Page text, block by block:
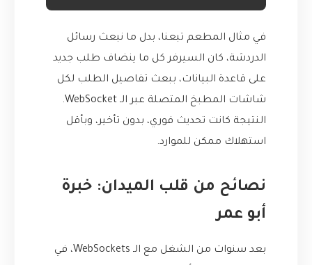
في مثال المطعم تبعنا، بدل ما نبعث رسائل
الدردشة، كان السيرفر كل ما ينضاف طلب جديد
على قاعدة البيانات، ببعث تفاصيل الطلب لكل
شاشات المطبخ المتصلة عبر الـ WebSocket.
النتيجة كانت تحديث فوري، بدون تأخير، وبأقل
استهلاك ممكن للموارد.
نصائح من قلب الميدان: خبرة
أبو عمر
بعد سنوات من الشغل مع الـ WebSockets، في